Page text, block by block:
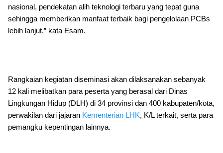
nasional, pendekatan alih teknologi terbaru yang tepat guna
sehingga memberikan manfaat terbaik bagi pengelolaan PCBs
lebih lanjut,” kata Esam.
Rangkaian kegiatan diseminasi akan dilaksanakan sebanyak
12 kali melibatkan para peserta yang berasal dari Dinas
Lingkungan Hidup (DLH) di 34 provinsi dan 400 kabupaten/kota,
perwakilan dari jajaran Kementerian LHK, K/L terkait, serta para
pemangku kepentingan lainnya.